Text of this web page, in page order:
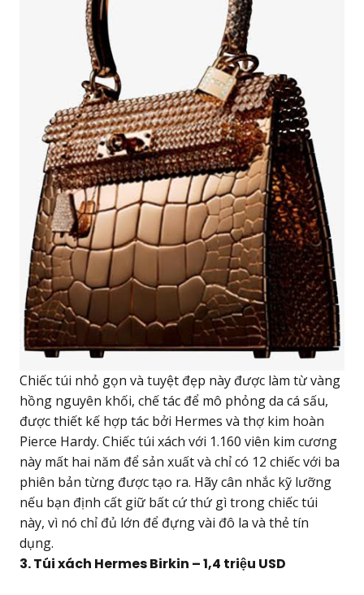
Chiếc túi nhỏ gọn và tuyệt đẹp này được làm từ vàng
hồng nguyên khối, chế tác để mô phỏng da cá sấu,
được thiết kế hợp tác bởi Hermes và thợ kim hoàn
Pierce Hardy. Chiếc túi xách với 1.160 viên kim cương
này mất hai năm để sản xuất và chỉ có 12 chiếc với ba
phiên bản từng được tạo ra. Hãy cân nhắc kỹ lưỡng
nếu bạn định cất giữ bất cứ thứ gì trong chiếc túi
này, vì nó chỉ đủ lớn để đựng vài đô la và thẻ tín
dụng.
3. Túi xách Hermes Birkin – 1,4 triệu USD